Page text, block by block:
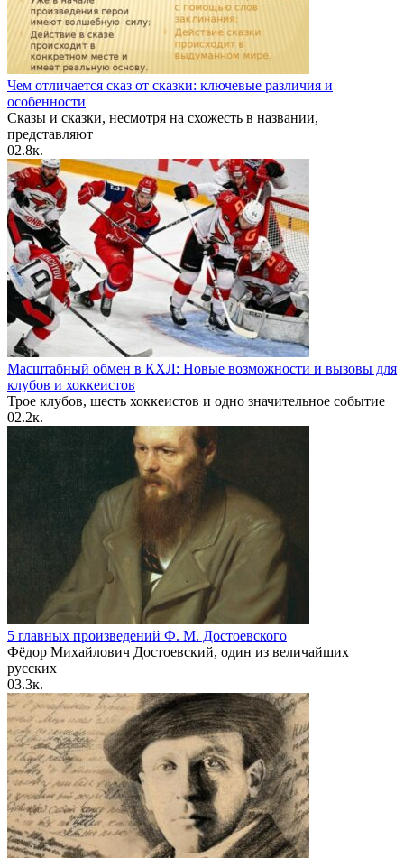
Чем отличается сказ от сказки: ключевые различия и
особенности
Сказы и сказки, несмотря на схожесть в названии,
представляют
02.8к.
Масштабный обмен в КХЛ: Новые возможности и вызовы для
клубов и хоккеистов
Трое клубов, шесть хоккеистов и одно значительное событие
02.2к.
5 главных произведений Ф. М. Достоевского
Фёдор Михайлович Достоевский, один из величайших
русских
03.3к.